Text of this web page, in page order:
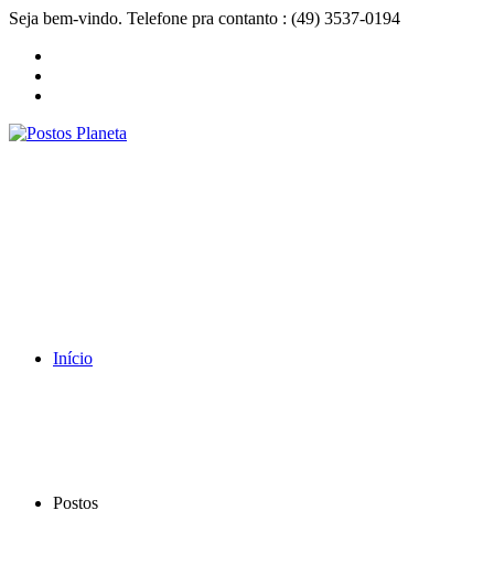
Seja bem-vindo. Telefone pra contanto : (49) 3537-0194
Início
Postos